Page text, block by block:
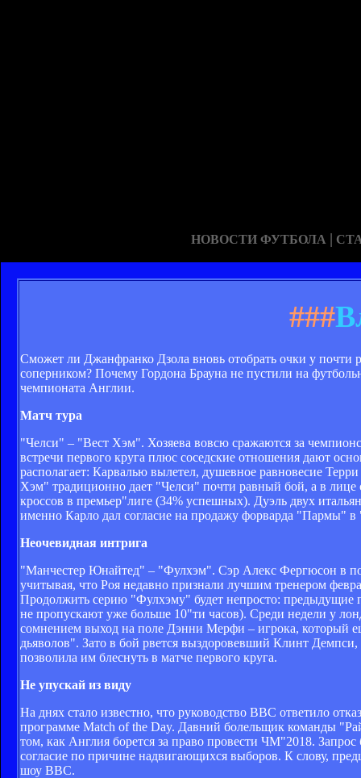
НОВОСТИ ФУТБОЛА |
###
Сможет ли Джанфранко Дзола вновь отобрать очки у
соперником? Почему Гордона Брауна не пустили на
чемпионата Англии.
Матч тура
"Челси" – "Вест Хэм". Хозяева вовсю сражаются за
встречи первого круга плюс соседские отношения дают
располагает: Карвалью вылетел, душевное равновесие
Хэм" традиционно дает "Челси" почти равный бой, а в
кроссов в премьер"лиге (34% успешных). Дуэль двух
именно Карло дал согласие на продажу форварда "Пармы"
Неочевидная интрига
"Манчестер Юнайтед" – "Фулхэм". Сэр Алекс Фергюсон в
учитывая, что Роя недавно признали лучшим тренером
Продолжить серию "Фулхэму" будет непросто: предыдущие
не пропускают уже больше 10"ти часов). Среди недели у
сомнением выход на поле Дэнни Мерфи – игрока, который
дьяволов". Зато в бой рвется выздоровевший Клинт
позволила им блеснуть в матче первого круга.
Не упускай из виду
На днях стало известно, что руководство BBC ответило
программе Match of the Day. Давний болельщик команды
том, как Англия борется за право провести ЧМ"2018.
согласие по причине надвигающихся выборов. К слову,
шоу BBC.